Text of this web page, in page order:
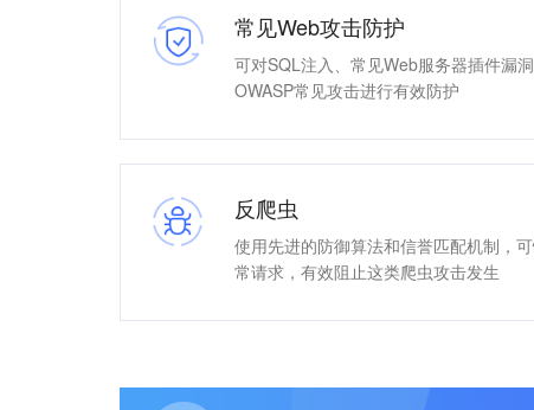
常见Web攻击防护
可对SQL注入、常见Web服务器插件漏
OWASP常见攻击进行有效防护
反爬虫
使用先进的防御算法和信誉匹配机制，
常请求，有效阻止这类爬虫攻击发生